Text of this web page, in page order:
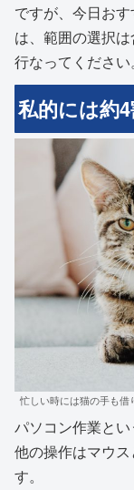
ですが、今日お
は、範囲の選択
行なってください。
私的には約
忙しい時には猫の手も借
パソコン作業とい
他の操作はマウ
す。